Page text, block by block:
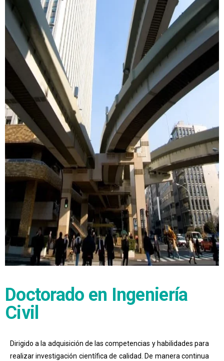
Doctorado en Ingeniería
Civil
Dirigido a la adquisición de las competencias y habilidades para
realizar investigación científica de calidad. De manera continua